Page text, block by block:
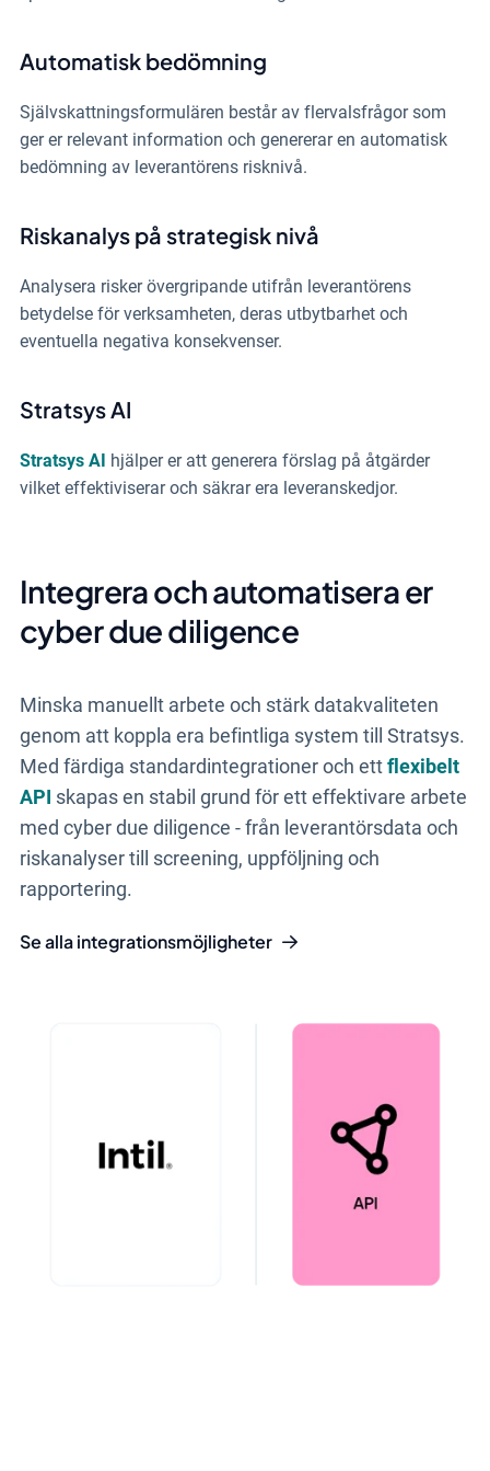
Automatisk bedömning
Självskattningsformulären består av flervalsfrågor som
ger er relevant information och genererar en automatisk
bedömning av leverantörens risknivå.
Riskanalys på strategisk nivå
Analysera risker övergripande utifrån leverantörens
betydelse för verksamheten, deras utbytbarhet och
eventuella negativa konsekvenser.
Stratsys AI
Stratsys AI hjälper er att generera förslag på åtgärder
vilket effektiviserar och säkrar era leveranskedjor.
Integrera och automatisera er
cyber due diligence
Minska manuellt arbete och stärk datakvaliteten
genom att koppla era befintliga system till Stratsys.
Med färdiga standardintegrationer och ettflexibelt
API skapas en stabil grund för ett effektivare arbete
med cyber due diligence - från leverantörsdata och
riskanalyser till screening, uppföljning och
rapportering.
Se alla integrationsmöjligheter